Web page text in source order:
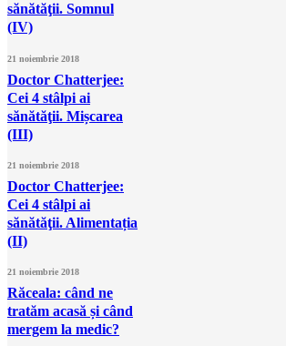
sănătăţii. Somnul
(IV)
21 noiembrie 2018
Doctor Chatterjee:
Cei 4 stâlpi ai
sănătăţii. Mișcarea
(III)
21 noiembrie 2018
Doctor Chatterjee:
Cei 4 stâlpi ai
sănătăţii. Alimentația
(II)
21 noiembrie 2018
Răceala: când ne
tratăm acasă și când
mergem la medic?